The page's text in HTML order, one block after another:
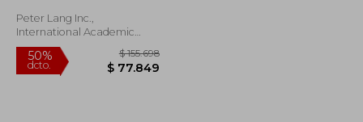
Peter Lang Inc.,
International Academic
Publi, Tapa Dura, Nuevo